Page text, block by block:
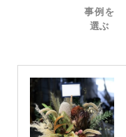
事例を
選ぶ